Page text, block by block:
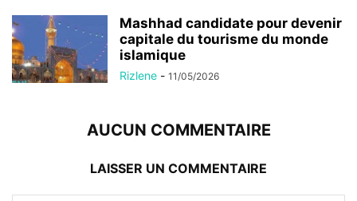
Mashhad candidate pour devenir
capitale du tourisme du monde
islamique
Rizlene - 11/05/2026
AUCUN COMMENTAIRE
LAISSER UN COMMENTAIRE